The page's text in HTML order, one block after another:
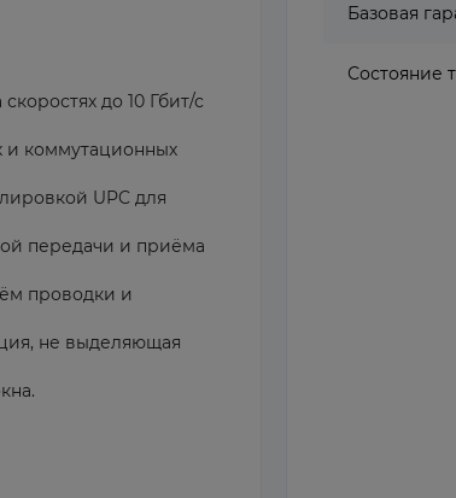
до 10 Гбит/с
и коммутационных
UPC для
передачи и приёма
проводки и
не выделяющая
Базовая
Состояние